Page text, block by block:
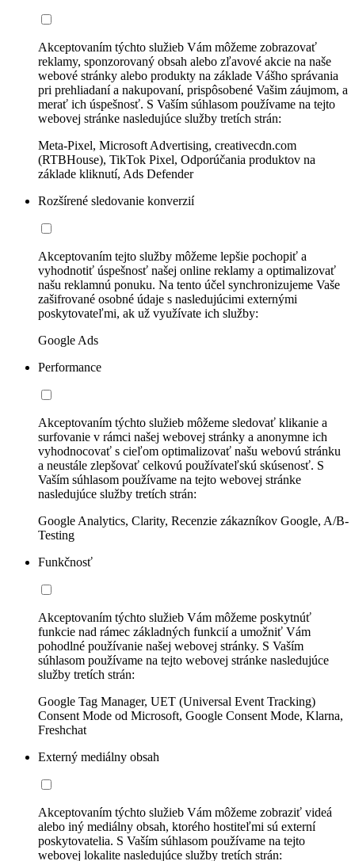
Akceptovaním týchto služieb Vám môžeme zobrazovať
reklamy, sponzorovaný obsah alebo zľavové akcie na naše
webové stránky alebo produkty na základe Vášho správania
pri prehliadaní a nakupovaní, prispôsobené Vašim záujmom, a
merať ich úspešnosť. S Vaším súhlasom používame na tejto
webovej stránke nasledujúce služby tretích strán:
Meta-Pixel, Microsoft Advertising, creativecdn.com
(RTBHouse), TikTok Pixel, Odporúčania produktov na
základe kliknutí, Ads Defender
Rozšírené sledovanie konverzií
Akceptovaním tejto služby môžeme lepšie pochopiť a
vyhodnotiť úspešnosť našej online reklamy a optimalizovať
našu reklamnú ponuku. Na tento účel synchronizujeme Vaše
zašifrované osobné údaje s nasledujúcimi externými
poskytovateľmi, ak už využívate ich služby:
Google Ads
Performance
Akceptovaním týchto služieb môžeme sledovať klikanie a
surfovanie v rámci našej webovej stránky a anonymne ich
vyhodnocovať s cieľom optimalizovať našu webovú stránku
a neustále zlepšovať celkovú používateľskú skúsenosť. S
Vaším súhlasom používame na tejto webovej stránke
nasledujúce služby tretích strán:
Google Analytics, Clarity, Recenzie zákazníkov Google, A/B-
Testing
Funkčnosť
Akceptovaním týchto služieb Vám môžeme poskytnúť
funkcie nad rámec základných funkcií a umožniť Vám
pohodlné používanie našej webovej stránky. S Vaším
súhlasom používame na tejto webovej stránke nasledujúce
služby tretích strán:
Google Tag Manager, UET (Universal Event Tracking)
Consent Mode od Microsoft, Google Consent Mode, Klarna,
Freshchat
Externý mediálny obsah
Akceptovaním týchto služieb Vám môžeme zobraziť videá
alebo iný mediálny obsah, ktorého hostiteľmi sú externí
poskytovatelia. S Vaším súhlasom používame na tejto
webovej lokalite nasledujúce služby tretích strán: